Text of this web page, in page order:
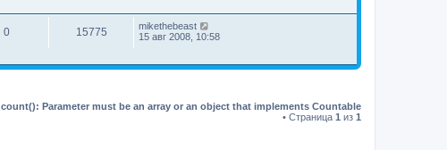
0 15775
mikethebeast
15 авг 2008, 10:58
count(): Parameter must be an array or an object that implements Countable
• Страница 1 из 1